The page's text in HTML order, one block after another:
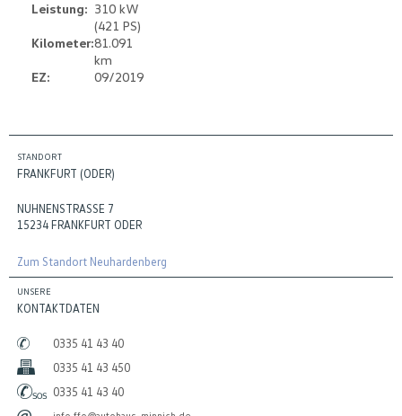
Leistung: 310 kW
(421 PS)
Kilometer:81.091
km
EZ:
09/2019
STANDORT
FRANKFURT (ODER)
NUHNENSTRASSE 7
15234 FRANKFURT ODER
Zum Standort Neuhardenberg
UNSERE
KONTAKTDATEN
0335 41 43 40
0335 41 43 450
0335 41 43 40